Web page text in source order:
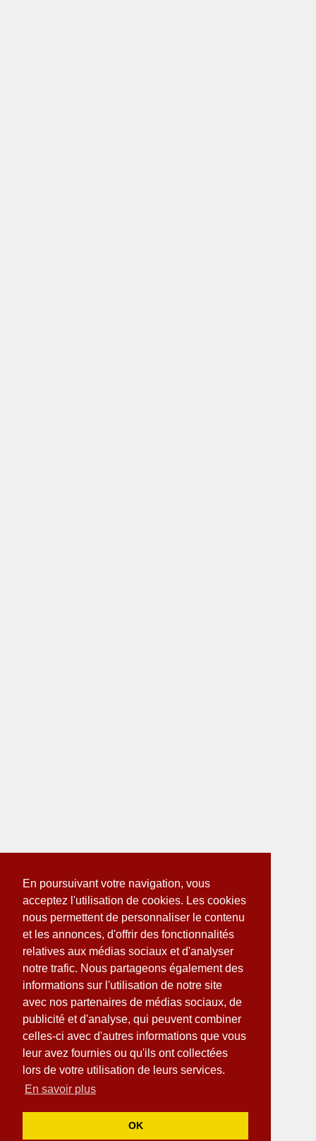
En poursuivant votre navigation, vous
acceptez l'utilisation de cookies. Les cookies
nous permettent de personnaliser le contenu
et les annonces, d'offrir des fonctionnalités
relatives aux médias sociaux et d'analyser
notre trafic. Nous partageons également des
informations sur l'utilisation de notre site
avec nos partenaires de médias sociaux, de
publicité et d'analyse, qui peuvent combiner
celles-ci avec d'autres informations que vous
leur avez fournies ou qu'ils ont collectées
lors de votre utilisation de leurs services.
En savoir plus
OK